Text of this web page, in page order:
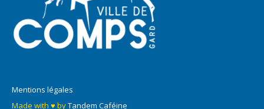
Mentions légales
Made with ♥ byTandem Caféine